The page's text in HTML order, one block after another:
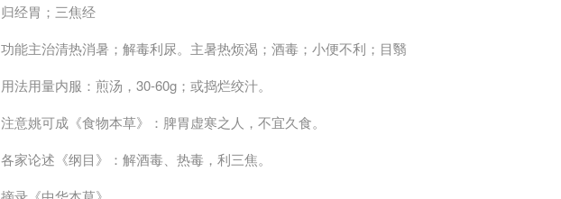
归经胃；三焦经
功能主治清热消暑；解毒利尿。主暑热烦渴；酒毒；小便不利；目翳
用法用量内服：煎汤，30-60g；或捣烂绞汁。
注意姚可成《食物本草》：脾胃虚寒之人，不宜久食。
各家论述 《纲目》：解酒毒、热毒，利三焦。